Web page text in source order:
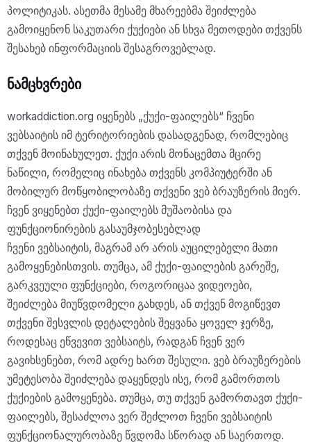
პოლიტიკას. ასეთმა მესამე მხარეებმა შეიძლება
გამოიყენონ საკუთარი ქუქიები ან სხვა მეთოდები თქვენს
შესახებ ინფორმაციის შესაგროვებლად.
ნამცხვრები
workaddiction.org იყენებს „ქუქი-ფაილებს“ ჩვენი
ვებსაიტის იმ ტერიტორიების დასადგენად, რომლებიც
თქვენ მოინახულეთ. ქუქი არის მონაცემთა მცირე
ნაწილი, რომელიც ინახება თქვენს კომპიუტერში ან
მობილურ მოწყობილობაზე თქვენი ვებ ბრაუზერის მიერ.
ჩვენ ვიყენებთ ქუქი-ფაილებს მუშაობისა და
ფუნქციონირების გასაუმჯობესებლად
ჩვენი ვებსაიტის, მაგრამ არ არის აუცილებელი მათი
გამოყენებისთვის. თუმცა, ამ ქუქი-ფაილების გარეშე,
გარკვეული ფუნქციები, როგორიცაა ვიდეოები,
შეიძლება მიუწვდომელი გახდეს, ან თქვენ მოგიწევთ
თქვენი შესვლის დეტალების შეყვანა ყოველ ჯერზე,
როდესაც ეწვევით ვებსაიტს, რადგან ჩვენ ვერ
გავიხსენებთ, რომ ადრე ხართ შესული. ვებ ბრაუზერების
უმეტესობა შეიძლება დაყენდეს ისე, რომ გამორთოს
ქუქიების გამოყენება. თუმცა, თუ თქვენ გამორთავთ ქუქი-
ფაილებს, შესაძლოა ვერ შეძლოთ ჩვენი ვებსაიტის
ფუნქციონალურობაზე წვდომა სწორად ან საერთოდ.